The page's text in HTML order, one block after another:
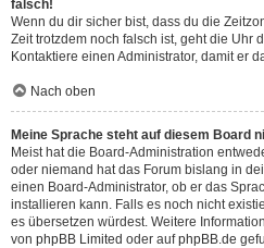
falsch!
Wenn du dir sicher bist, dass du die
Zeit trotzdem noch falsch ist, geht die Uhr
Kontaktiere einen Administrator, damit er
Nach oben
Meine Sprache steht auf diesem Board
Meist hat die Board-Administration
oder niemand hat das Forum bislang in
einen Board-Administrator, ob er das
installieren kann. Falls es noch nicht
es übersetzen würdest. Weitere
von phpBB Limited oder aufphpBB.de